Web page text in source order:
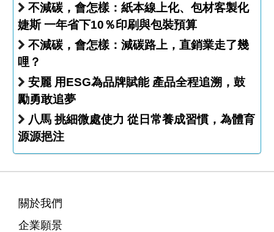
不減碳，會怎樣：紙本線上化、包材客製化
婕斯 一年省下10％印刷與包裝預算
不減碳，會怎樣：減碳路上，直銷業走了幾
哩？
安麗 用ESG為品牌賦能 產品全程追溯，鼓
勵勇敢追夢
八馬 挑細微處使力 從日常養成習慣，為體育
源源挹注
關於我們
企業願景